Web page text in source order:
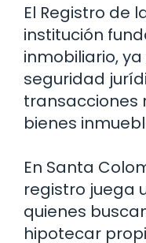
El Registro de
institución
inmobiliario,
seguridad
transacciones
bienes
En Santa
registro juega
quienes
hipotecar